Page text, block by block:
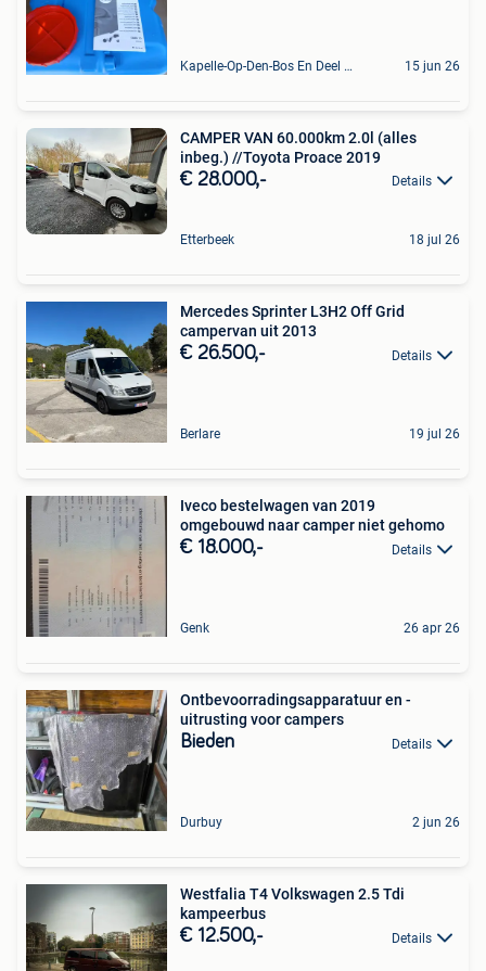
Kapelle-Op-Den-Bos En Deel Van Zemst 15 jun 26
CAMPER VAN 60.000km 2.0l (alles
inbeg.) //Toyota Proace 2019
€ 28.000,- Details
Etterbeek 18 jul 26
Mercedes Sprinter L3H2 Off Grid
campervan uit 2013
€ 26.500,- Details
Berlare 19 jul 26
Iveco bestelwagen van 2019
omgebouwd naar camper niet gehomo
€ 18.000,- Details
Genk 26 apr 26
Ontbevoorradingsapparatuur en -
uitrusting voor campers
Bieden Details
Durbuy 2 jun 26
Westfalia T4 Volkswagen 2.5 Tdi
kampeerbus
€ 12.500,- Details